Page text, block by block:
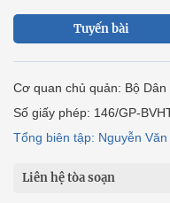
Tuyến bài
Cơ quan chủ quản: Bộ
Số giấy phép: 146/GP-
Tổng biên tập: Nguyễn Văn
Liên hệ tòa soạn